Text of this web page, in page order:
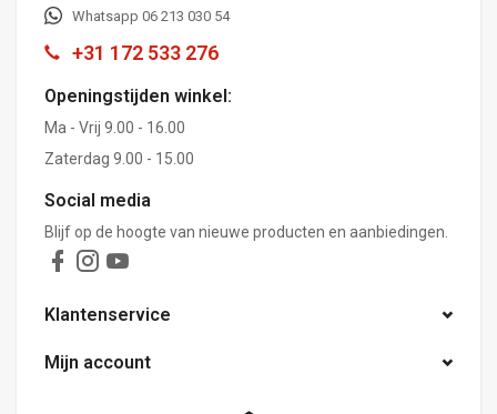
Whatsapp 06 213 030 54
+31 172 533 276
Openingstijden winkel:
Ma - Vrij 9.00 - 16.00
Zaterdag 9.00 - 15.00
Social media
Blijf op de hoogte van nieuwe producten en aanbiedingen.
Klantenservice
Mijn account